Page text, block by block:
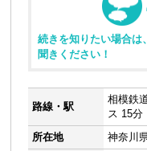
続きを知りたい場合は
聞きください！
路線・駅
相模鉄
ス 15分
所在地
神奈川